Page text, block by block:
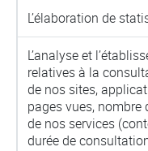
L’élaboration de
L’analyse et
relatives à la
de nos sites,
pages vues,
de nos services
durée de